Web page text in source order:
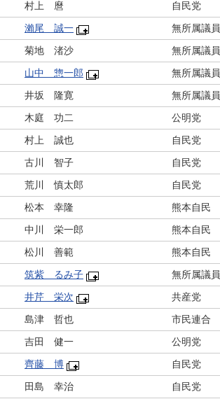
村上 麿 自民党
瀨尾 誠一 無所属議員
菊地 渚沙 無所属議員
山中 惣一郎 無所属議員
井坂 隆寛 無所属議員
木庭 功二 公明党
村上 誠也 自民党
古川 智子 自民党
荒川 慎太郎 自民党
松本 幸隆 熊本自民
中川 栄一郎 熊本自民
松川 善範 熊本自民
筑紫 るみ子 無所属議員
井芹 栄次 共産党
島津 哲也 市民連合
吉田 健一 公明党
齊藤 博 自民党
田島 幸治 自民党